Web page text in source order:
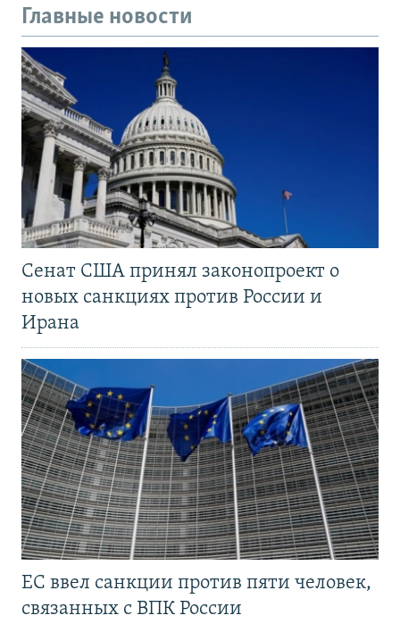
Главные новости
Сенат США принял законопроект о
новых санкциях против России и
Ирана
ЕС ввел санкции против пяти человек,
связанных с ВПК России